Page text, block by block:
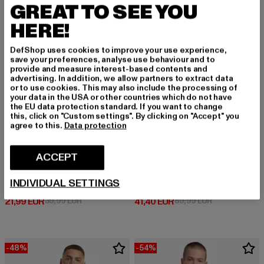
-45%
PEQUS
Fitted Outlined Mythic Logo
21,99 EUR
Prix courant: 21,99 EUR
39,99 EURPrix en promotion: 39,99 EUR
-54%
41,40 EUR
Prix courant: 41,40 EUR
89,99 EURPrix en
-48% -54%
GREAT TO SEE YOU
HERE!
DefShop uses cookies to improve your use experience,
save your preferences, analyse use behaviour and to
provide and measure interest-based contents and
advertising. In addition, we allow partners to extract data
or to use cookies. This may also include the processing of
your data in the USA or other countries which do not have
the EU data protection standard. If you want to change
this, click on "Custom settings". By clicking on "Accept" you
agree to this. Data protection
ACCEPT
INDIVIDUAL SETTINGS